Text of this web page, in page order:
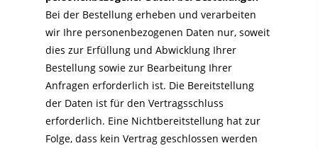
Bei der Bestellung erheben und verarbeiten
wir Ihre personenbezogenen Daten nur, soweit
dies zur Erfüllung und Abwicklung Ihrer
Bestellung sowie zur Bearbeitung Ihrer
Anfragen erforderlich ist. Die Bereitstellung
der Daten ist für den Vertragsschluss
erforderlich. Eine Nichtbereitstellung hat zur
Folge, dass kein Vertrag geschlossen werden